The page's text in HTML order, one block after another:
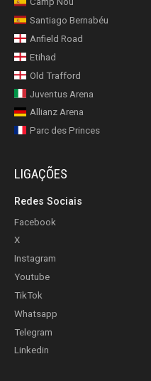
Santiago Bernabéu
Anfield Road
Etihad
Old Trafford
Juventus Arena
Allianz Arena
Parc des Princes
LIGAÇÕES
Redes Sociais
Facebook
X
Instagram
Youtube
TikTok
Whatsapp
Telegram
Linkedin